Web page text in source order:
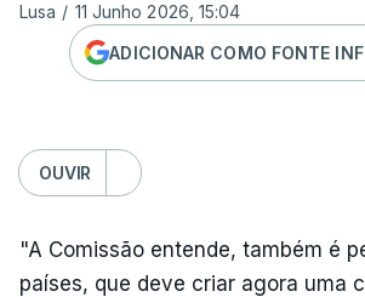
Lusa / 11 Junho 2026, 15:04
ADICIONAR COMO FONTE
OUVIR
"A Comissão entende, também é
países, que deve criar agora uma